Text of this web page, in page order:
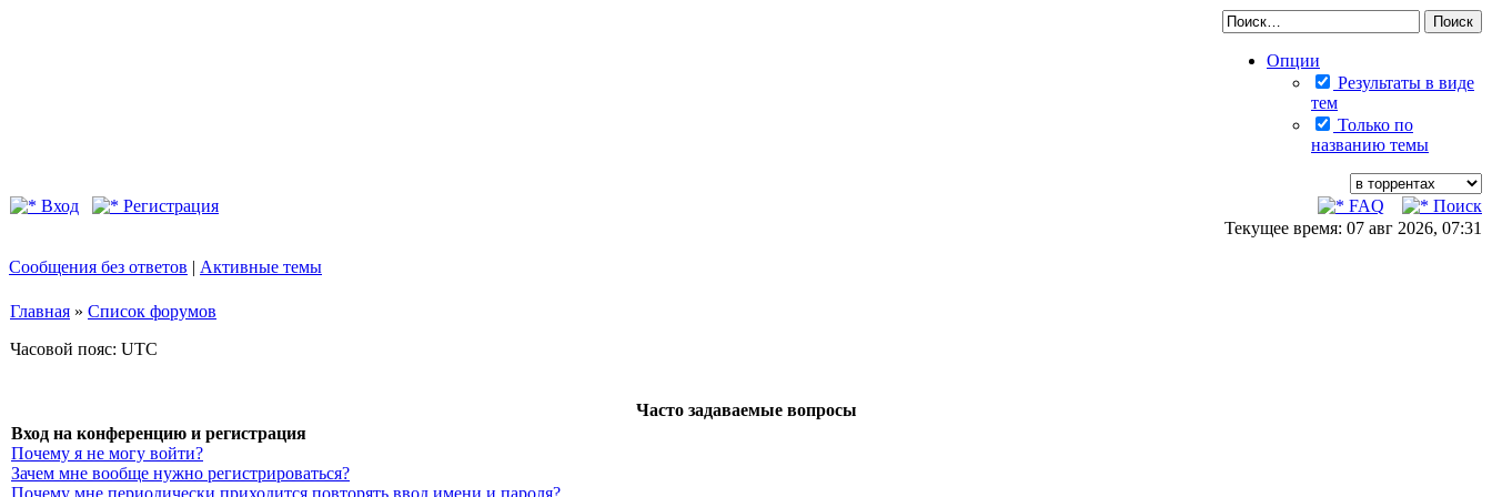
Опции
Результаты в виде
тем
Только по
названию темы
Вход Регистрация FAQ
Поиск
Текущее время: 07 авг 2026, 07:31
Сообщения без ответов | Активные темы
Главная » Список форумов
Часовой пояс: UTC
Часто задаваемые вопросы
Вход на конференцию и регистрация
Почему я не могу войти?
Зачем мне вообще нужно регистрироваться?
Почему мне периодически приходится повторять ввод имени и пароля?